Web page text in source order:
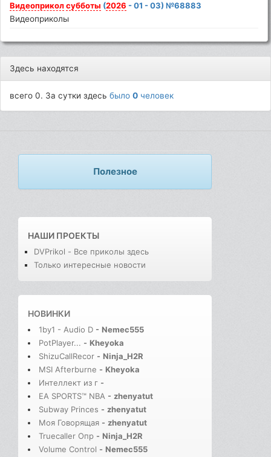
Видеоприкол субботы (2026 - 01 - 03) №68883
Видеоприколы
Здесь находятся
всего 0. За сутки здесьбыло0 человек
Полезное
НАШИ ПРОЕКТЫ
DVPrikol - Все приколы здесь
Только интересные новости
НОВИНКИ
1by1 - Audio D - Nemec555
PotPlayer... - Kheyoka
ShizuCallRecor - Ninja_H2R
MSI Afterburne - Kheyoka
Интеллект из г -
EA SPORTS™ NBA - zhenyatut
Subway Princes - zhenyatut
Моя Говорящая - zhenyatut
Truecaller Опр - Ninja_H2R
Volume Control - Nemec555